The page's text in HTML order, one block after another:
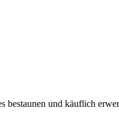
und käuflich